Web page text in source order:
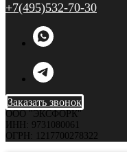
+7(495)532-70-30
Заказать звонок
ООО "ЭКСФОРК"
ИНН: 9731080061
ОГРН: 1217700278322